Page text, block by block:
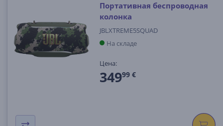
Портативная беспроводная
колонка
JBLXTREME5SQUAD
На складе
Цена:
34999 €